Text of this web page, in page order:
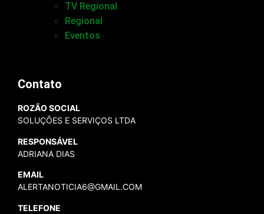
TV Regional
Regional
Eventos
Contato
ROZÃO SOCIAL
SOLUÇÕES E SERVIÇOS LTDA
RESPONSÁVEL
ADRIANA DIAS
EMAIL
ALERTANOTICIA6@GMAIL.COM
TELEFONE